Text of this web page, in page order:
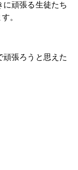
頑張る生徒たち
。
頑張ろうと思えた